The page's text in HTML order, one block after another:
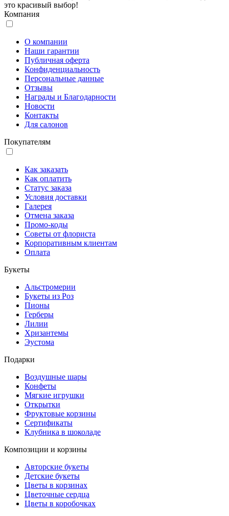
это красивый выбор!
Компания
О компании
Наши гарантии
Публичная оферта
Конфиденциальность
Персональные данные
Отзывы
Награды и Благодарности
Новости
Контакты
Для салонов
Покупателям
Как заказать
Как оплатить
Статус заказа
Условия доставки
Галерея
Отмена заказа
Промо-коды
Советы от флориста
Корпоративным клиентам
Оплата
Букеты
Альстромерии
Букеты из Роз
Пионы
Герберы
Лилии
Хризантемы
Эустома
Подарки
Воздушные шары
Конфеты
Мягкие игрушки
Открытки
Фруктовые корзины
Сертификаты
Клубника в шоколаде
Композиции и корзины
Авторские букеты
Детские букеты
Цветы в корзинах
Цветочные сердца
Цветы в коробочках